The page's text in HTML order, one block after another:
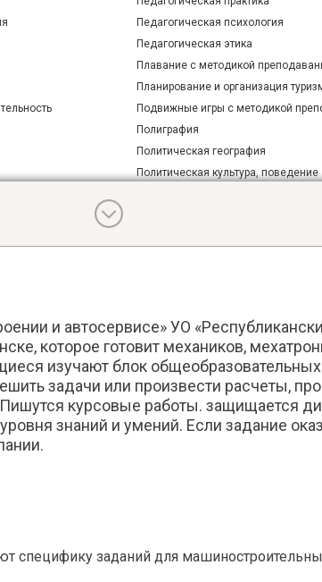
преподавания
Педагогическая психология
Педагогическая этика
Плавание с методикой
Планирование и организация
Подвижные игры с методикой
Полиграфия
Политическая география
Политическая культура, поведение
Практическая фонетика
Прикладная культурология
Прикладная лингвистика
Прикладная психология
Профессиональная этика
Психоанализ
Психология деятельности в
и автосервисе» УО
которое готовит механиков,
изучают блок
задачи или произвести расчеты,
курсовые работы. защищается
знаний и умений. Если задание
специфику заданий для